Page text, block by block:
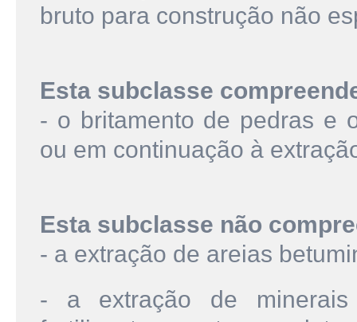
bruto para construção não
Esta subclasse
- o britamento de pedras e
ou em continuação à
Esta subclasse não
- a extração de areias
- a extração de